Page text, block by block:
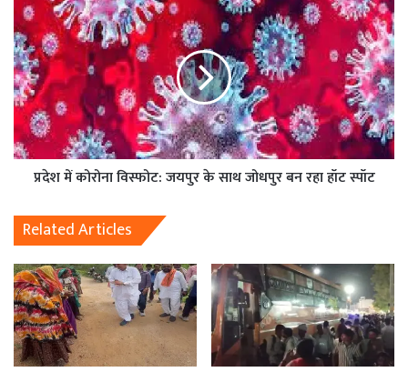
प्रदेश में कोरोना विस्फोट: जयपुर के साथ जोधपुर बन रहा हॉट स्पॉट
Related Articles